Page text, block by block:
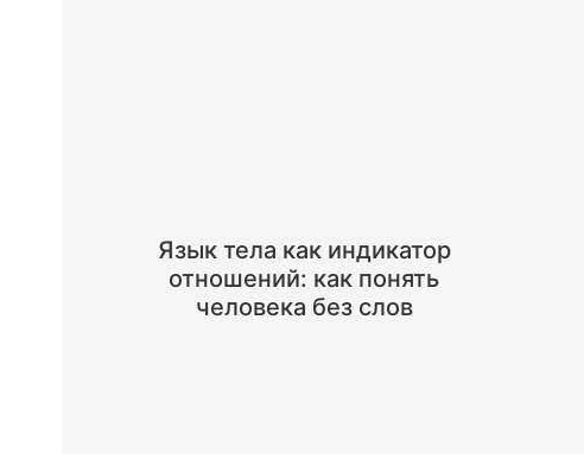
Язык тела как индикатор
отношений: как понять
человека без слов